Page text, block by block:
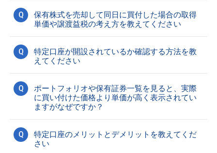
Q
保有株式を売却して同日に買付した場合の取得
単価や譲渡益税の考え方を教えてください
Q
特定口座が開設されているか確認する方法を教
えてください
Q
ポートフォリオや保有証券一覧を見ると、実際
に買い付けた価格より単価が高く表示されてい
ますがなぜですか？
Q
特定口座のメリットとデメリットを教えてくだ
さい